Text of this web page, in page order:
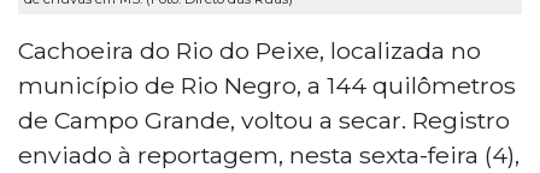
Cachoeira do Rio do Peixe, localizada no
município de Rio Negro, a 144 quilômetros
de Campo Grande, voltou a secar. Registro
enviado à reportagem, nesta sexta-feira (4),